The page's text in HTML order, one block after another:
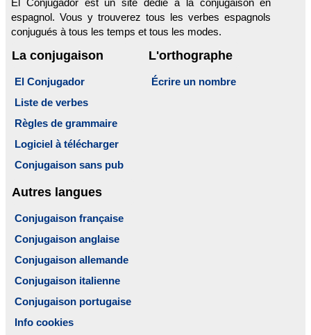
El Conjugador est un site dédié à la conjugaison en
espagnol. Vous y trouverez tous les verbes espagnols
conjugués à tous les temps et tous les modes.
La conjugaison
El Conjugador
Liste de verbes
Règles de grammaire
Logiciel à télécharger
Conjugaison sans pub
L'orthographe
Écrire un nombre
Autres langues
Conjugaison française
Conjugaison anglaise
Conjugaison allemande
Conjugaison italienne
Conjugaison portugaise
Info cookies